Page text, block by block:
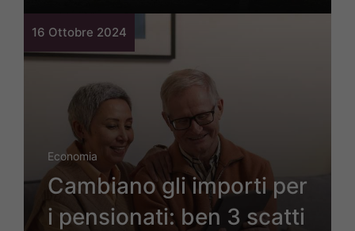
16 Ottobre 2024
Economia
Cambiano gli importi per
i pensionati: ben 3 scatti